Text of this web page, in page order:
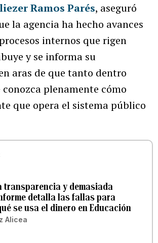
Ramos Parés, aseguró
la agencia ha hecho avances
internos que rigen
y se informa su
aras de que tanto dentro
conozca plenamente cómo
que opera el sistema público
transparencia y demasiada
detalla las fallas para
se usa el dinero en Educación
Alicea